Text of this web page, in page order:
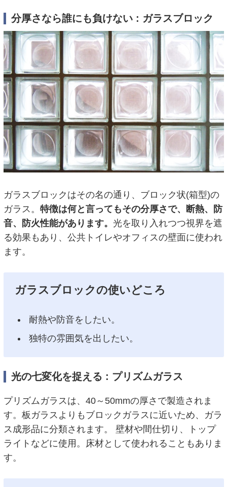
分厚さなら誰にも負けない : ガラスブロック
ガラスブロックはその名の通り、ブロック状(箱型)の
ガラス。 特徴は何と言ってもその分厚さで、断熱、防
音、防火性能があります。 光を取り入れつつ視界を遮
る効果もあり、公共トイレやオフィスの壁面に使われ
ます。
ガラスブロックの使いどころ
耐熱や防音をしたい。
独特の雰囲気を出したい。
光の七変化を捉える : プリズムガラス
プリズムガラスは、40～50mmの厚さで製造されま
す。板ガラスよりもブロックガラスに近いため、ガラ
ス成形品に分類されます。 壁材や間仕切り、トップ
ライトなどに使用。床材として使われることもありま
す。